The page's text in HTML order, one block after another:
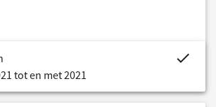
tot en met 2021